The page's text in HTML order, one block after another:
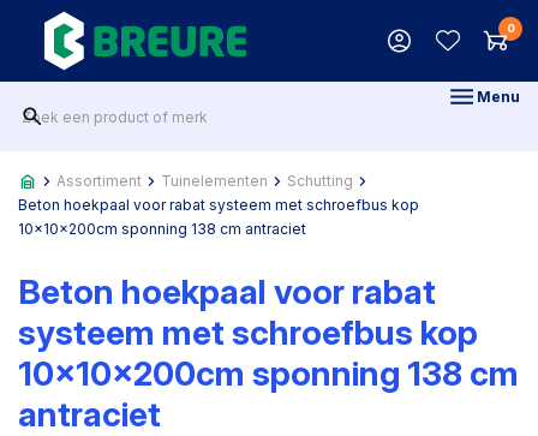
0
Menu
Assortiment Tuinelementen
Schutting
Beton hoekpaal voor rabat systeem met schroefbus kop
10x10x200cm sponning 138 cm antraciet
Beton hoekpaal voor rabat
systeem met schroefbus kop
10x10x200cm sponning 138 cm
antraciet